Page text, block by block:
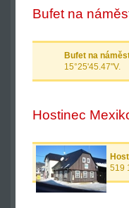
Bufet na
Bufet na
15°25'45.47"V.
Hostinec
519